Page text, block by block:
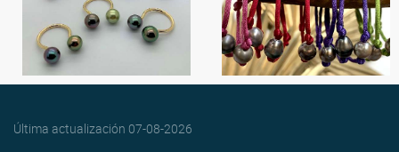
Última actualización 07-08-2026